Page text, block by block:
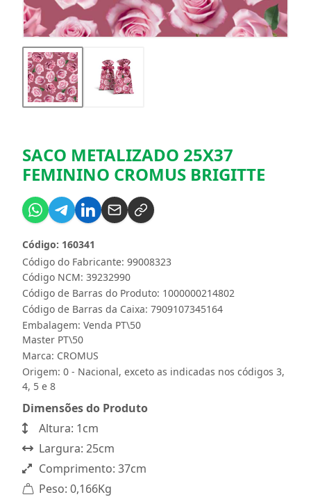
SACO METALIZADO 25X37
FEMININO CROMUS BRIGITTE
Código do Fabricante: 99008323
Código: 160341
Código NCM: 39232990
Código de Barras do Produto: 1000000214802
Código de Barras da Caixa: 7909107345164
Embalagem: Venda PT\50
Master PT\50
Marca: CROMUS
Origem: 0 - Nacional, exceto as indicadas nos códigos 3,
4, 5 e 8
Dimensões do Produto
Altura: 1cm
Largura: 25cm
Comprimento: 37cm
Peso: 0,166Kg